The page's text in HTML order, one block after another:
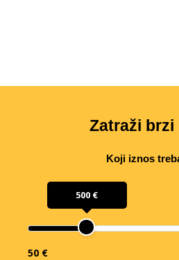
Zatraži brzi
Koji iznos
500 €
50 €